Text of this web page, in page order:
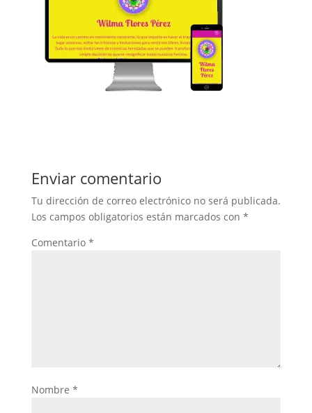
Enviar comentario
Tu dirección de correo electrónico no será publicada.
Los campos obligatorios están marcados con *
Comentario *
Nombre *